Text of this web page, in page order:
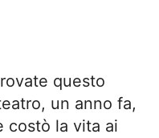
questo
un anno fa,
costò la vita ai